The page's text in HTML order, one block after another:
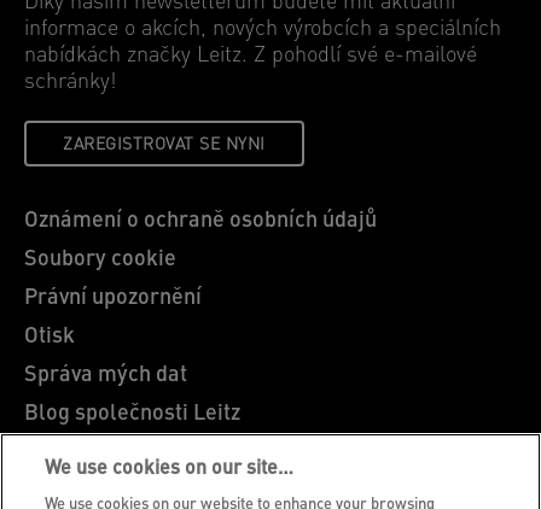
informace o akcích, nových výrobcích a speciálních
nabídkách značky Leitz. Z pohodlí své e-mailové
schránky!
ZAREGISTROVAT SE NYNI
Oznámení o ochraně osobních údajů
Soubory cookie
Právní upozornění
Otisk
Správa mých dat
Blog společnosti Leitz
Kariéra
Leitz EasyPrint
We use cookies on our site…
We use cookies on our website to enhance your browsing